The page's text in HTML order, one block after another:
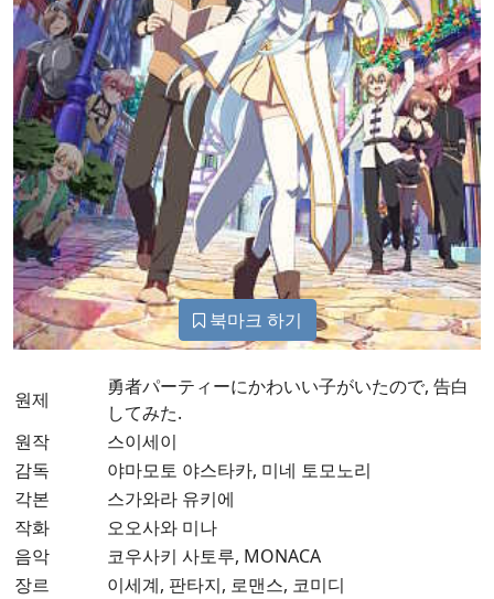
북마크 하기
원제
勇者パーティーにかわいい子がいたので, 告白
してみた.
원작
스이세이
감독
야마모토 야스타카, 미네 토모노리
각본
스가와라 유키에
작화
오오사와 미나
음악
코우사키 사토루, MONACA
장르
이세계, 판타지, 로맨스, 코미디